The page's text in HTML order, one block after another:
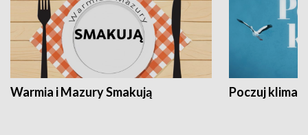
Warmia i Mazury Smakują Poczuj klimat